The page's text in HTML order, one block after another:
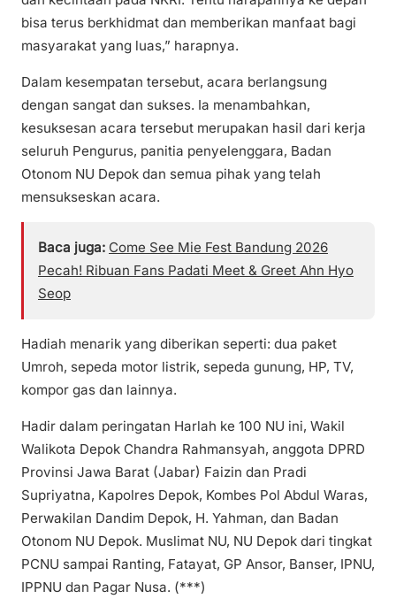
bisa terus berkhidmat dan memberikan manfaat bagi
masyarakat yang luas,” harapnya.
Dalam kesempatan tersebut, acara berlangsung
dengan sangat dan sukses. Ia menambahkan,
kesuksesan acara tersebut merupakan hasil dari kerja
seluruh Pengurus, panitia penyelenggara, Badan
Otonom NU Depok dan semua pihak yang telah
mensukseskan acara.
Baca juga: Come See Mie Fest Bandung 2026
Pecah! Ribuan Fans Padati Meet & Greet Ahn Hyo
Seop
Hadiah menarik yang diberikan seperti: dua paket
Umroh, sepeda motor listrik, sepeda gunung, HP, TV,
kompor gas dan lainnya.
Hadir dalam peringatan Harlah ke 100 NU ini, Wakil
Walikota Depok Chandra Rahmansyah, anggota DPRD
Provinsi Jawa Barat (Jabar) Faizin dan Pradi
Supriyatna, Kapolres Depok, Kombes Pol Abdul Waras,
Perwakilan Dandim Depok, H. Yahman, dan Badan
Otonom NU Depok. Muslimat NU, NU Depok dari tingkat
PCNU sampai Ranting, Fatayat, GP Ansor, Banser, IPNU,
IPPNU dan Pagar Nusa. (***)